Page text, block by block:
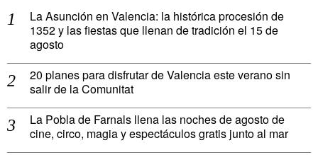
La Asunción en Valencia: la histórica procesión de
1352 y las fiestas que llenan de tradición el 15 de
agosto
20 planes para disfrutar de Valencia este verano sin
salir de la Comunitat
La Pobla de Farnals llena las noches de agosto de
cine, circo, magia y espectáculos gratis junto al mar